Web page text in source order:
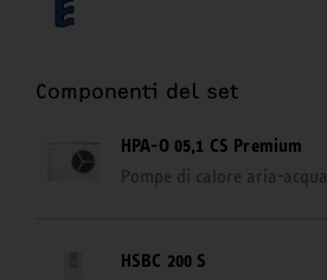
Componenti del set
HPA-O 05,1 CS Premium
Pompe di calore aria-acqua
HSBC 200 S